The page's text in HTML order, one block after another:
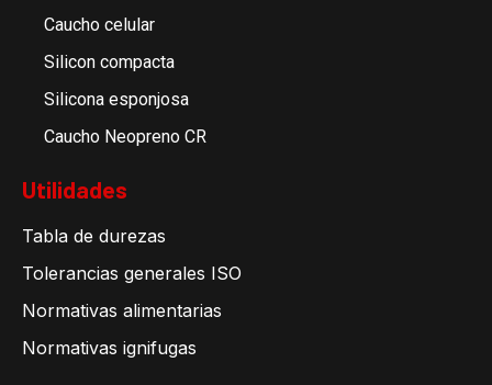
Caucho celular
Silicon compacta
Silicona esponjosa
Caucho Neopreno CR
Utilidades
Tabla de durezas
Tolerancias generales ISO
Normativas alimentarias
Normativas ignifugas